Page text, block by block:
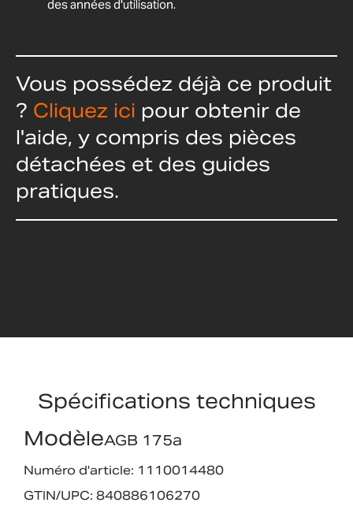
des années d'utilisation.
Vous possédez déjà ce produit
? Cliquez ici pour obtenir de
l'aide, y compris des pièces
détachées et des guides
pratiques.
Spécifications techniques
ModèleAGB 175a
Numéro d'article: 1110014480
GTIN/UPC: 840886106270